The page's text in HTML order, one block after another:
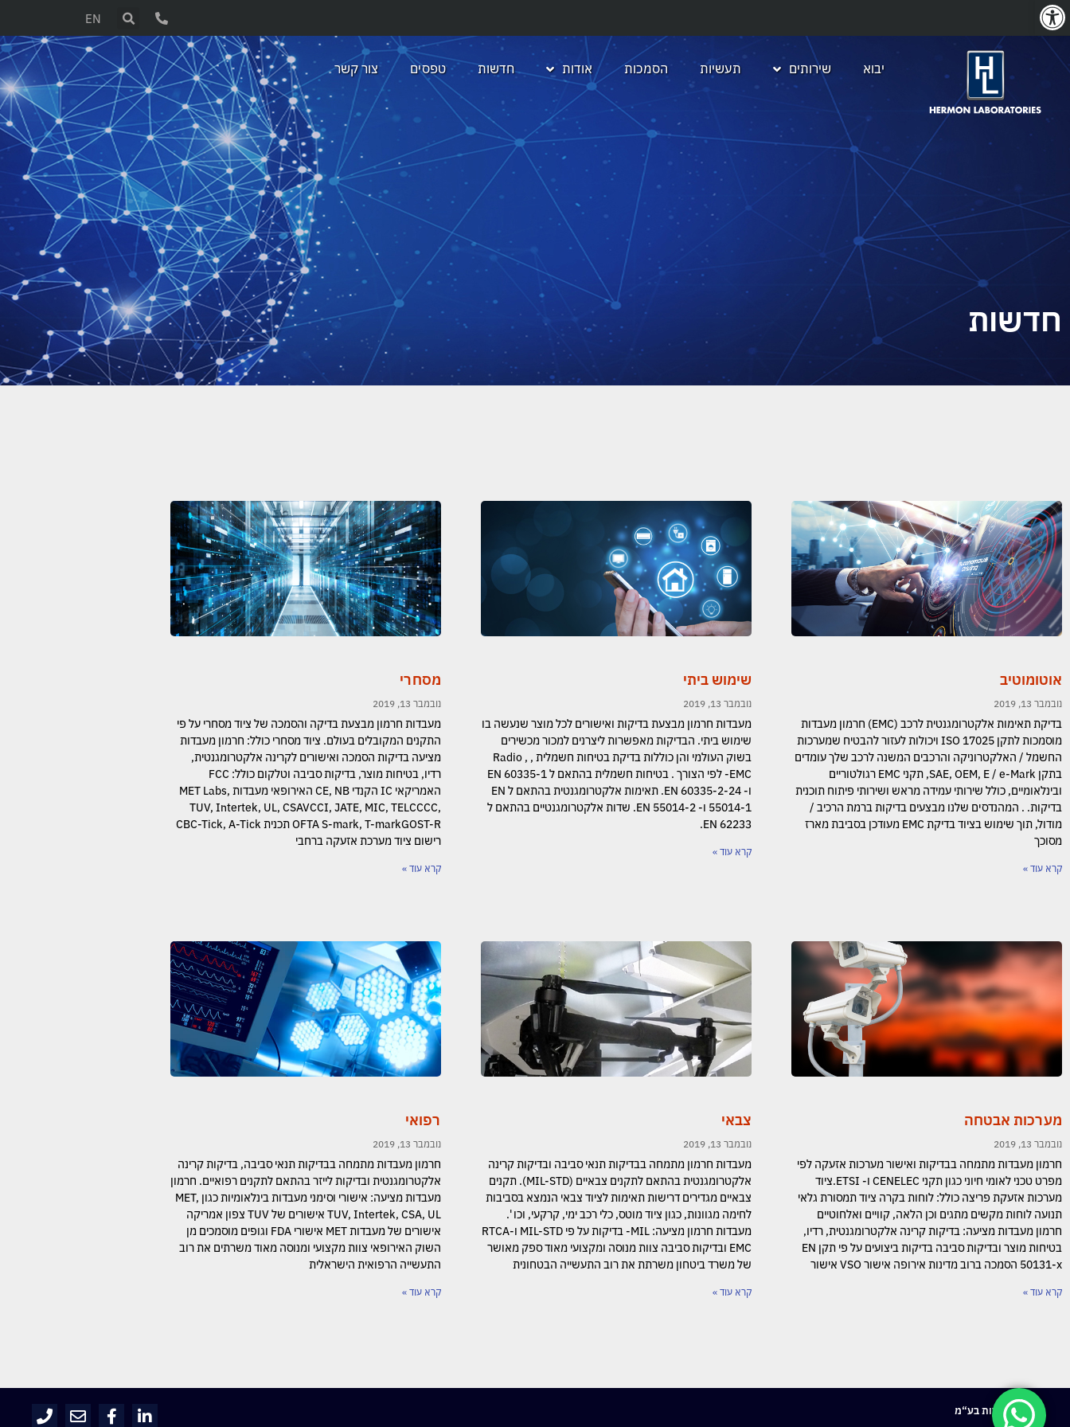
EN
יבוא שירותים תעשיות הסמכות אודות חדשות טפסים צור קשר
חדשות
אוטומוטיב
נובמבר 13, 2019
בדיקת תאימות אלקטרומגנטית לרכב (EMC) חרמון מעבדות
מוסמכות לתקן ISO 17025 ויכולות לעזור להבטיח שמערכות
החשמל / האלקטרוניקה והרכבים המשנה לרכב שלך עומדים
בתקן SAE, OEM, E / e-Mark, תקני EMC רגולטוריים
ובינלאומיים, כולל שירותי עמידה מראש ושירותי פיתוח תוכנית
בדיקות. . המהנדסים שלנו מבצעים בדיקות ברמת הרכיב /
מודול, תוך שימוש בציוד בדיקת EMC מעודכן בסביבת מארז
מסוכך
קרא עוד »
שימוש ביתי
נובמבר 13, 2019
מעבדות חרמון מבצעת בדיקות ואישורים לכל מוצר שנעשה בו
שימוש ביתי. הבדיקות מאפשרות ליצרנים למכור מכשירים
בשוק העולמי והן כוללות בדיקת בטיחות חשמלית , Radio ,
EMC- לפי הצורך . בטיחות חשמלית בהתאם ל EN 60335-1
ו- EN 60335-2-24. תאימות אלקטרומגנטית בהתאם ל EN
55014-1 ו- EN 55014-2. שדות אלקטרומגנטיים בהתאם ל
EN 62233.
קרא עוד »
מסחרי
נובמבר 13, 2019
מעבדות חרמון מבצעת בדיקה והסמכה של ציוד מסחרי על פי
התקנים המקובלים בעולם. ציוד מסחרי כולל: חרמון מעבדות
מציעה בדיקות הסמכה ואישורים לקרינה אלקטרומגנטית,
רדיו, בטיחות מוצר, בדיקות סביבה וטלקום כולל: FCC
האמריקאי IC הקנדי CE, NB האירופאי מעבדות MET Labs,
TUV, Intertek, UL, CSAVCCI, JATE, MIC, TELCCCC,
OFTA S-mark, T-markGOST-R תכנית CBC-Tick, A-Tick
רישום ציוד מערכת אזעקה ברחבי
קרא עוד »
מערכות אבטחה
נובמבר 13, 2019
חרמון מעבדות מתמחה בבדיקות ואישור מערכות אזעקה לפי
מפרט טכני לאומי חיוני כגון תקני CENELEC ו- ETSI.ציוד
מערכות אזעקת פריצה כולל: לוחות בקרה ציוד תמסורת גלאי
תנועה לוחות מקשים מתגים וכן הלאה, קוויים ואלחוטיים
חרמון מעבדות מציעה: בדיקות קרינה אלקטרומגנטית, רדיו,
בטיחות מוצר ובדיקות סביבה בדיקות ביצועים על פי תקן EN
50131-x הסמכה ברוב מדינות אירופה אישור VSO אישור
קרא עוד »
צבאי
נובמבר 13, 2019
מעבדות חרמון מתמחה בבדיקות תנאי סביבה ובדיקות קרינה
אלקטרומגנטית בהתאם לתקנים צבאיים (MIL-STD). תקנים
צבאיים מגדירים דרישות תאימות לציוד צבאי הנמצא בסביבות
לחימה מגוונות, כגון ציוד מוטס, כלי רכב ימי, קרקעי, וכו '.
מעבדות חרמון מציעה: MIL- בדיקות על פי MIL-STD ו-RTCA
EMC ובדיקות סביבה צוות מנוסה ומקצועי מאוד ספק מאושר
של משרד ביטחון משרתת את רוב התעשייה הבטחונית
קרא עוד »
רפואי
נובמבר 13, 2019
חרמון מעבדות מתמחה בבדיקות תנאי סביבה, בדיקות קרינה
אלקטרומגנטית ובדיקות לייזר בהתאם לתקנים רפואיים. חרמון
מעבדות מציעה: אישורי וסימני מעבדות בינלאומיות כגון MET,
TUV, Intertek, CSA, UL אישורים של TUV צפון אמריקה
אישורים של מעבדות MET אישורי FDA וגופים מוסמכים מן
השוק האירופאי צוות מקצועי ומנוסה מאוד משרתים את רוב
התעשייה הרפואית הישראלית
קרא עוד »
חרמון מעבדות בע“מ